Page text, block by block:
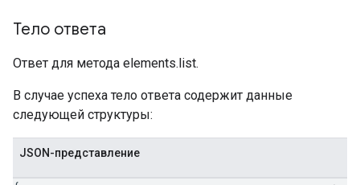
Тело ответа
Ответ для метода elements.list.
В случае успеха тело ответа содержит данные
следующей структуры:
JSON-представление